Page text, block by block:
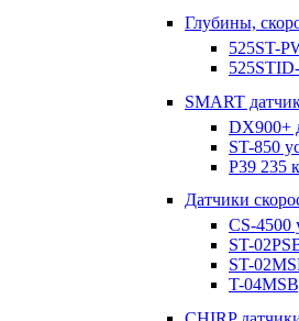
Глубины,
525ST-
SMART
DX900+
ST-850
P39 235
Датчики
CS-4500
ST-
ST-
T-